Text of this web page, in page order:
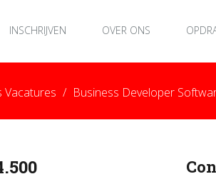
INSCHRIJVEN OVER ONS
Vacatures Business Developer